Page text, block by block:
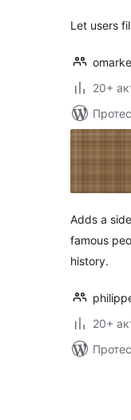
Let users
20+
Adds a
famous
history.
20+